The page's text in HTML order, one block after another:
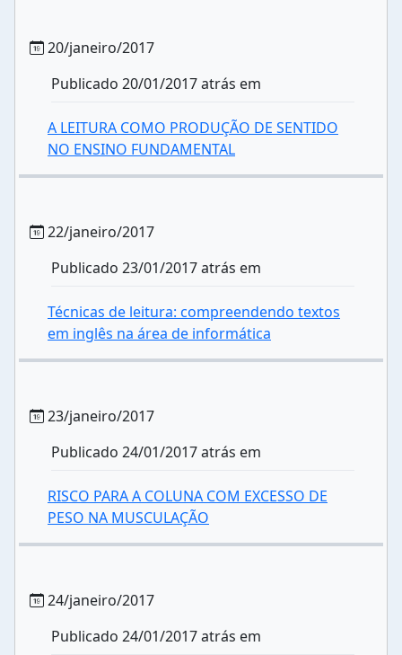
20/janeiro/2017
Publicado 20/01/2017 atrás em
A LEITURA COMO PRODUÇÃO DE SENTIDO
NO ENSINO FUNDAMENTAL
22/janeiro/2017
Publicado 23/01/2017 atrás em
Técnicas de leitura: compreendendo textos
em inglês na área de informática
23/janeiro/2017
Publicado 24/01/2017 atrás em
RISCO PARA A COLUNA COM EXCESSO DE
PESO NA MUSCULAÇÃO
24/janeiro/2017
Publicado 24/01/2017 atrás em